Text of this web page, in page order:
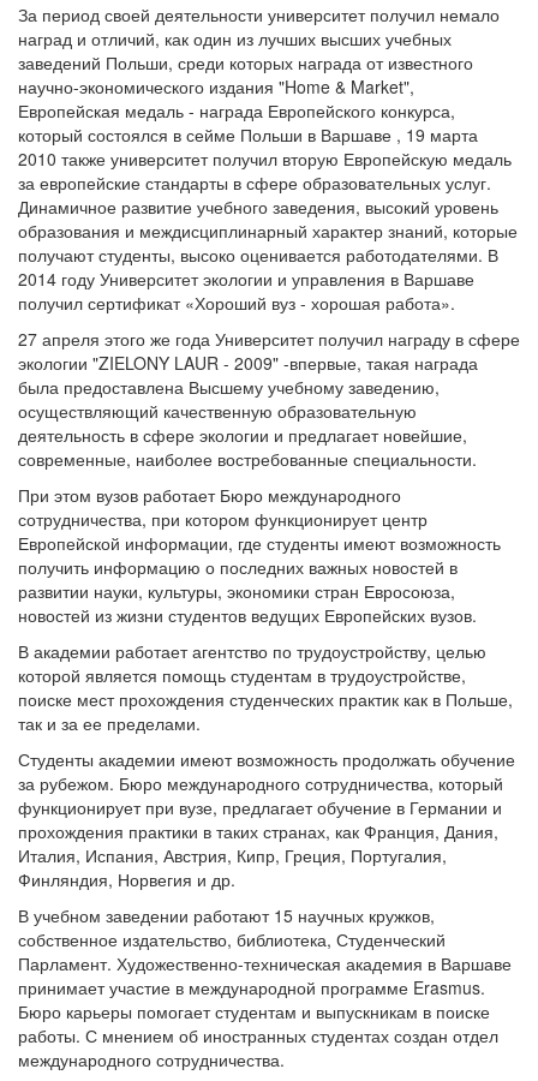
За период своей деятельности университет получил немало
наград и отличий, как один из лучших высших учебных
заведений Польши, среди которых награда от известного
научно-экономического издания "Home & Market",
Европейская медаль - награда Европейского конкурса,
который состоялся в сейме Польши в Варшаве , 19 марта
2010 также университет получил вторую Европейскую медаль
за европейские стандарты в сфере образовательных услуг.
Динамичное развитие учебного заведения, высокий уровень
образования и междисциплинарный характер знаний, которые
получают студенты, высоко оценивается работодателями. В
2014 году Университет экологии и управления в Варшаве
получил сертификат «Хороший вуз - хорошая работа».
27 апреля этого же года Университет получил награду в сфере
экологии "ZIELONY LAUR - 2009" -впервые, такая награда
была предоставлена Высшему учебному заведению,
осуществляющий качественную образовательную
деятельность в сфере экологии и предлагает новейшие,
современные, наиболее востребованные специальности.
При этом вузов работает Бюро международного
сотрудничества, при котором функционирует центр
Европейской информации, где студенты имеют возможность
получить информацию о последних важных новостей в
развитии науки, культуры, экономики стран Евросоюза,
новостей из жизни студентов ведущих Европейских вузов.
В академии работает агентство по трудоустройству, целью
которой является помощь студентам в трудоустройстве,
поиске мест прохождения студенческих практик как в Польше,
так и за ее пределами.
Студенты академии имеют возможность продолжать обучение
за рубежом. Бюро международного сотрудничества, который
функционирует при вузе, предлагает обучение в Германии и
прохождения практики в таких странах, как Франция, Дания,
Италия, Испания, Австрия, Кипр, Греция, Португалия,
Финляндия, Норвегия и др.
В учебном заведении работают 15 научных кружков,
собственное издательство, библиотека, Студенческий
Парламент. Художественно-техническая академия в Варшаве
принимает участие в международной программе Erasmus.
Бюро карьеры помогает студентам и выпускникам в поиске
работы. С мнением об иностранных студентах создан отдел
международного сотрудничества.